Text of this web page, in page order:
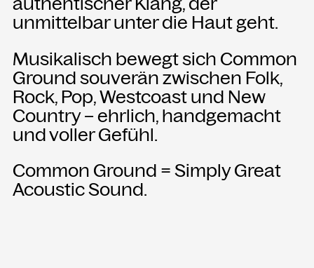
unmittelbar unter die Haut geht.
Musikalisch bewegt sich Common
Ground souverän zwischen Folk,
Rock, Pop, Westcoast und New
Country – ehrlich, handgemacht
und voller Gefühl.
Common Ground = Simply Great
Acoustic Sound.